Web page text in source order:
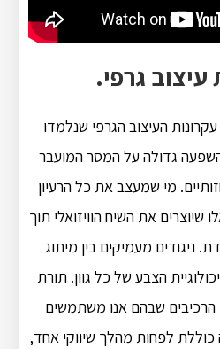
עיצוב גרפי.
עקרונות העיצוב הגרפי שנלמדו
גדולה על המסר המועבר
מי שמעצב את כל הרעיון
את השיח הוויזואלי תוך
ניגודים מעמיקים בין מיתוג
הצבע של כל גוון. תורת
שבהם אנו משתמשים
כוללת לפחות מהלך שיווקי אחד,